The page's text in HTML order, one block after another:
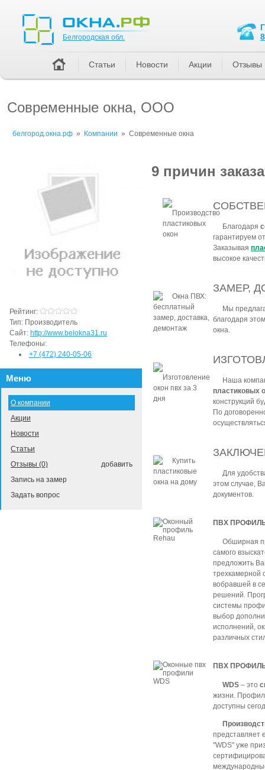
Современные окна, ООО
белгород.окна.рф » Компании » Современные окна
9 причин
Благодаря
гарантируем
Заказывая
высокое
ЗАМЕР,
Мы
благодаря
окна.
Наша
пластиковых
конструкций
По
Для
этом случае,
документов.
ПВХ
Обширная
самого
предложить
трехкамерной
вобравшей в
решений.
системы
выбор
исполнений,
различных
ПВХ ПРОФИЛЬ
WDS – это
жизни.
доступны
представляет
"WDS" уже
Рейтинг:
Тип: Производитель
Сайт: http://www.belokna31.ru
Телефоны:
+7 (472) 240-05-06
Меню
О компании
Акции
Новости
Статьи
добавить
Отзывы (0)
Запись на замер
Задать вопрос
Белгородская обл.
Статьи Новости Акции Отзывы